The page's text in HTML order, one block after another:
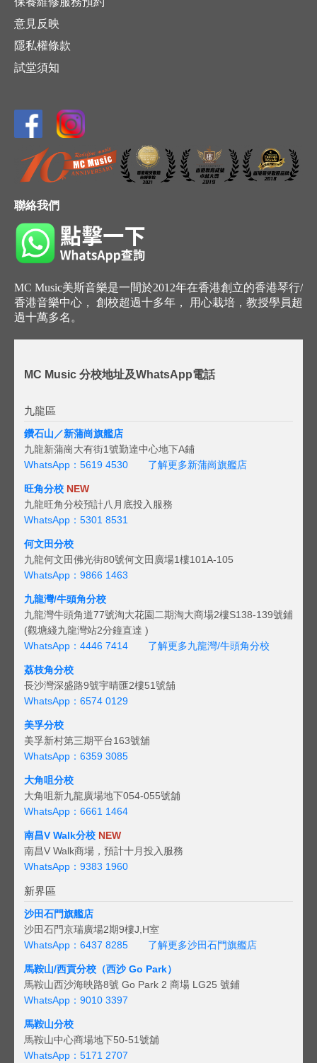
意見反映
隱私權條款
試堂須知
聯絡我們
MC Music美斯音樂是一間於2012年在香港創立的香港琴行/
香港音樂中心， 創校超過十多年， 用心栽培，教授學員超
過十萬多名。
MC Music 分校地址及WhatsApp電話
九龍區
鑽石山／新蒲崗旗艦店
九龍新蒲崗大有街1號勤達中心地下A鋪
WhatsApp：5619 4530
了解更多新蒲崗旗艦店
旺角分校 NEW
九龍旺角分校預計八月底投入服務
WhatsApp：5301 8531
何文田分校
九龍何文田佛光街80號何文田廣場1樓101A-105
WhatsApp：9866 1463
九龍灣/牛頭角分校
九龍灣牛頭角道77號淘大花園二期淘大商場2樓S138-139號鋪
(觀塘綫九龍灣站2分鐘直達 )
WhatsApp：4446 7414
了解更多九龍灣/牛頭角分校
荔枝角分校
長沙灣深盛路9號宇晴匯2樓51號舖
WhatsApp：6574 0129
美孚分校
美孚新村第三期平台163號舖
WhatsApp：6359 3085
大角咀分校
大角咀新九龍廣場地下054-055號舖
WhatsApp：6661 1464
南昌V Walk分校 NEW
南昌V Walk商場，預計十月投入服務
WhatsApp：9383 1960
新界區
沙田石門旗艦店
沙田石門京瑞廣場2期9樓J,H室
WhatsApp：6437 8285
了解更多沙田石門旗艦店
馬鞍山/西貢分校（西沙 Go Park）
馬鞍山西沙海映路8號 Go Park 2 商場 LG25 號鋪
WhatsApp：9010 3397
馬鞍山分校
馬鞍山中心商場地下50-51號舖
WhatsApp：5171 2707